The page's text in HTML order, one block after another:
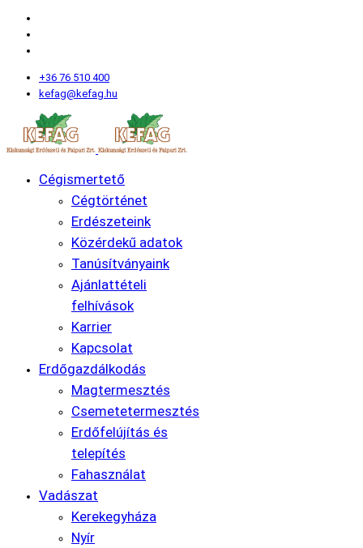
+36 76 510 400
kefag@kefag.hu
Cégismertető
Cégtörténet
Erdészeteink
Közérdekű adatok
Tanúsítványaink
Ajánlattételi
felhívások
Karrier
Kapcsolat
Erdőgazdálkodás
Magtermesztés
Csemetetermesztés
Erdőfelújítás és
telepítés
Fahasználat
Vadászat
Kerekegyháza
Nyír